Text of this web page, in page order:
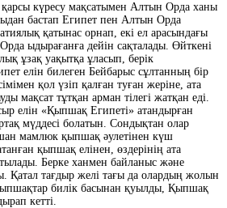
қарсы күресу мақсатымен Алтын Орда ханы
бастап Египет пен Алтын Орда
қатынас орнап, екі ел арасындағы
ыдырағанға дейін сақталады. Өйткені
ұзақ уақытқа ұласып, берік
елін билеген Бейбарыс сұлтанның бір
қол үзіп қалған туған жеріне, ата
мақсат тұтқан арман тілегі жатқан еді.
елін «Қыпшақ Египеті» атандырған
мүддесі болатын. Сондықтан олар
мамлюк қыпшақ әулетінен күш
қыпшақ елінен, өздерінің ата
Берке ханмен байланыс және
Қатал тағдыр желі тағы да олардың жолын
билік басынан қуылды, Қыпшақ
кетті.